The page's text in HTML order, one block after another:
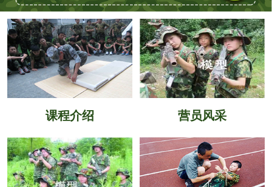
课程介绍 营员风采